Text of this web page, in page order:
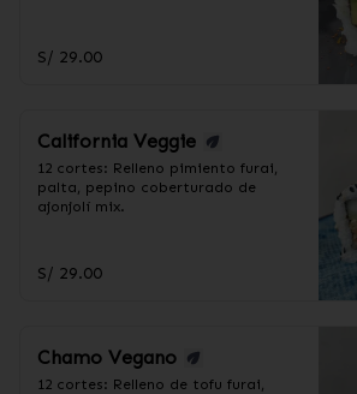
S/ 29.00
California Veggie
12 cortes: Relleno pimiento furai,
palta, pepino coberturado de
ajonjolí mix.
S/ 29.00
Chamo Vegano
12 cortes: Relleno de tofu furai,